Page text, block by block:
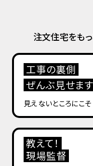
注文住宅をも
工事の裏側
ぜんぶ見せます
見えないところにこそ
教えて！
現場監督